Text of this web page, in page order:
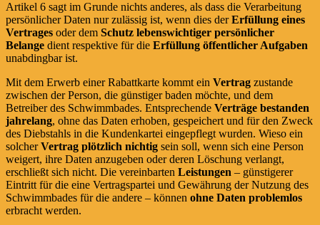
Artikel 6 sagt im Grunde nichts anderes, als dass die Verarbeitung
persönlicher Daten nur zulässig ist, wenn dies derErfüllung eines
Vertrages oder dem Schutz lebenswichtiger persönlicher
Belange dient respektive für die Erfüllung öffentlicher Aufgaben
unabdingbar ist.
Mit dem Erwerb einer Rabattkarte kommt ein Vertrag zustande
zwischen der Person, die günstiger baden möchte, und dem
Betreiber des Schwimmbades. Entsprechende Verträge bestanden
jahrelang, ohne das Daten erhoben, gespeichert und für den Zweck
des Diebstahls in die Kundenkartei eingepflegt wurden. Wieso ein
solcherVertrag plötzlich nichtig sein soll, wenn sich eine Person
weigert, ihre Daten anzugeben oder deren Löschung verlangt,
erschließt sich nicht. Die vereinbarten Leistungen – günstigerer
Eintritt für die eine Vertragspartei und Gewährung der Nutzung des
Schwimmbades für die andere – können ohne Daten problemlos
erbracht werden.